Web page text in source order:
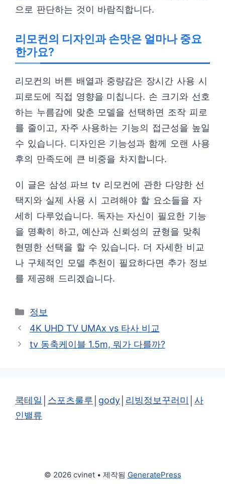
으로 판단하는 것이 바람직합니다.
리모컨의 디자인과 손맛은 얼마나 중요
한가요?
리모컨의 버튼 배열과 중량감은 장시간 사용 시
피로도에 직접 영향을 미칩니다. 손 크기와 선호
하는 누름감에 맞춘 모델을 선택하면 조작 피로
를 줄이고, 자주 사용하는 기능의 접근성을 높일
수 있습니다. 디자인은 기능성과 함께 오랜 사용
후의 만족도에 큰 비중을 차지합니다.
이 글은 삼성 파브 tv 리모컨에 관한 다양한 선
택지와 실제 사용 시 고려해야 할 요소들을 자
세히 다루었습니다. 독자는 자신이 필요한 기능
을 명확히 하고, 예산과 신뢰성의 균형을 맞춰
현명한 선택을 할 수 있습니다. 더 자세한 비교
나 구체적인 모델 추천이 필요하다면 추가 정보
를 제공해 드리겠습니다.
카
테
리
정보
4K UHD TV UMAx vs 타사 비교
tv 동축케이블 1.5m, 뭐가 다를까?
쿡테일 스포츠룰루 gody 리빙정보꾸러미
사
인밸류
© 2026 cvinet• 제작됨 GeneratePress